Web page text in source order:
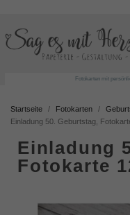
Fotokarten mit
Startseite Fotokarten
Einladung 50. Geburtstag,
Einladung
Fotokarte